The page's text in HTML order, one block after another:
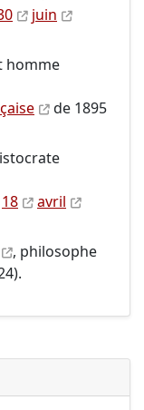
juin
homme
de 1895
18
avril
, philosophe